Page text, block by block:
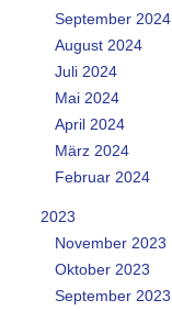
September 2024
August 2024
Juli 2024
Mai 2024
April 2024
März 2024
Februar 2024
2023
November 2023
Oktober 2023
September 2023